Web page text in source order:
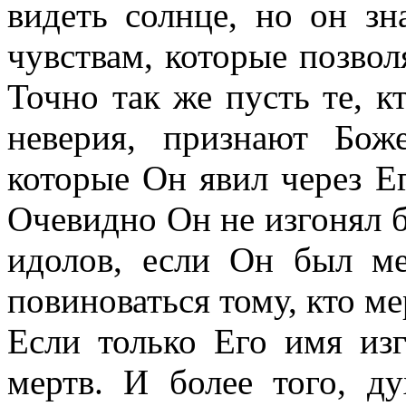
видеть солнце, но он
чувствам, которые
Точно так же пусть те,
неверия, признают
которые Он явил через
Очевидно Он не изгонял
идолов, если Он был
повиноваться тому, кто
Если только Его имя
мертв. И более того,